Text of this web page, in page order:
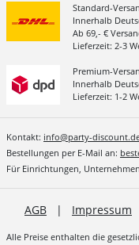
Standard-
Innerhalb
Ab 69,- €
Lieferzeit: 2-3
Premium-
Innerhalb
Lieferzeit: 1-2
Kontakt: info@party-
Bestellungen per E-Mail an:
Für Einrichtungen,
AGB | Impressum
Alle Preise enthalten die